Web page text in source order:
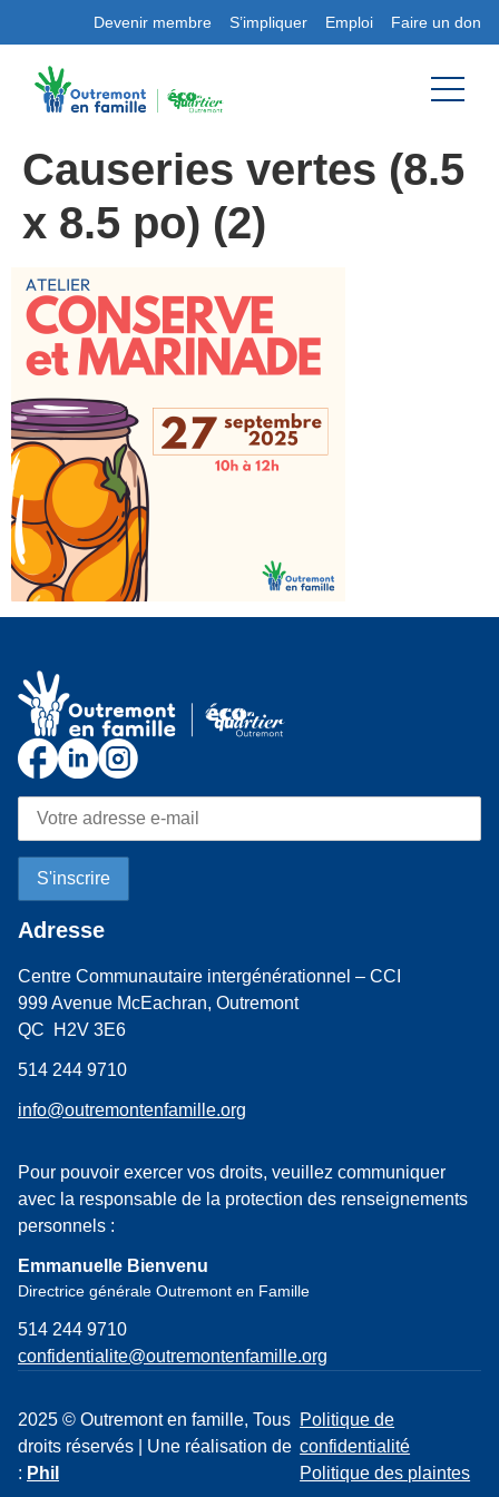
Devenir membre S’impliquer Emploi Faire un don
Causeries vertes (8.5
x 8.5 po) (2)
Adresse
Centre Communautaire intergénérationnel – CCI
999 Avenue McEachran, Outremont
QC H2V 3E6
514 244 9710
info@outremontenfamille.org
Pour pouvoir exercer vos droits, veuillez communiquer
avec la responsable de la protection des renseignements
personnels :
Emmanuelle Bienvenu
Directrice générale Outremont en Famille
514 244 9710
confidentialite@outremontenfamille.org
2025 © Outremont en famille, Tous
droits réservés | Une réalisation de
: Phil
Politique de
confidentialité
Politique des plaintes